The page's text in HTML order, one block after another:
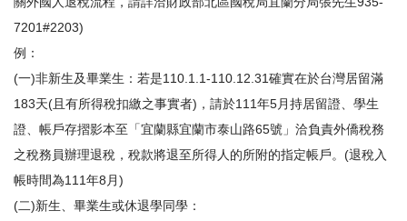
7201#2203)
例：
(一)非新生及畢業生：若是110.1.1-110.12.31確實在於台灣居留滿
183天(且有所得稅扣繳之事實者)，請於111年5月持居留證、學生
證、帳戶存摺影本至「宜蘭縣宜蘭市泰山路65號」洽負責外僑稅務
之稅務員辦理退稅，稅款將退至所得人的所附的指定帳戶。(退稅入
帳時間為111年8月)
(二)新生、畢業生或休退學同學：